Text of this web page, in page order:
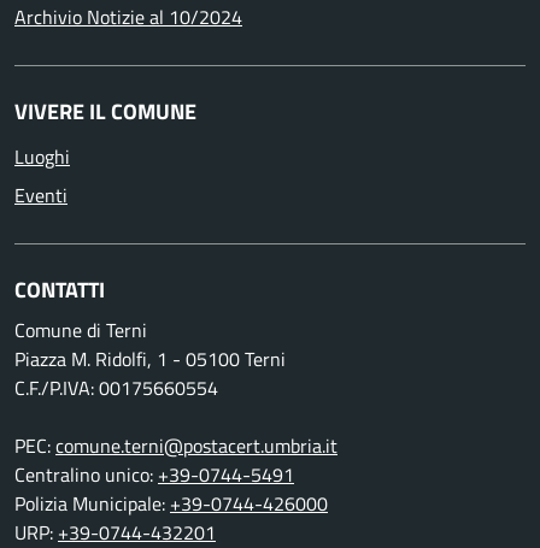
Archivio Notizie al 10/2024
VIVERE IL COMUNE
Luoghi
Eventi
CONTATTI
Comune di Terni
Piazza M. Ridolfi, 1 - 05100 Terni
C.F./P.IVA: 00175660554
PEC:comune.terni@postacert.umbria.it
Centralino unico: +39-0744-5491
Polizia Municipale: +39-0744-426000
URP: +39-0744-432201